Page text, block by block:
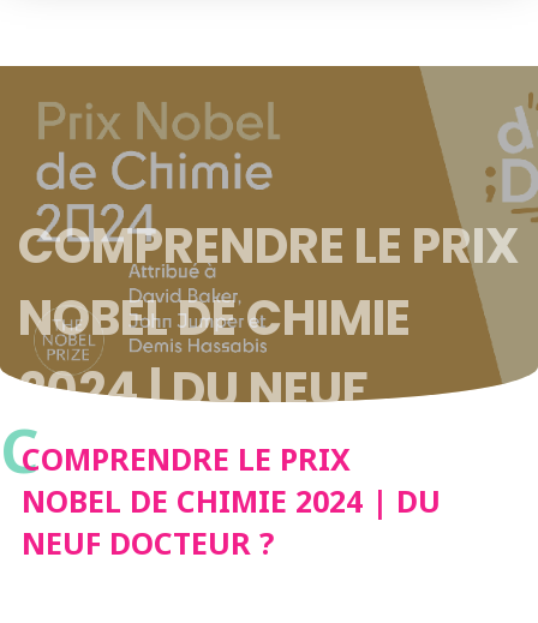
COMPRENDRE LE PRIX
NOBEL DE CHIMIE
2024 | DU NEUF
DOCTEUR ?
CCOMPRENDRE LE PRIX
NOBEL DE CHIMIE 2024 | DU
NEUF DOCTEUR ?